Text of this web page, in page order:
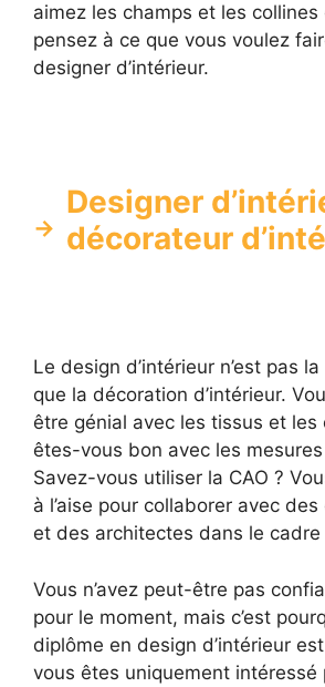
aimez les champs et les
pensez à ce que vous voulez
designer d’intérieur.
Designer
décorateur
Le design d’intérieur n’est pas
que la décoration d’intérieur.
être génial avec les tissus et les
êtes-vous bon avec les
Savez-vous utiliser la CAO ?
à l’aise pour collaborer avec
et des architectes dans le cadre
Vous n’avez peut-être pas
pour le moment, mais c’est
diplôme en design d’intérieur
vous êtes uniquement intéressé